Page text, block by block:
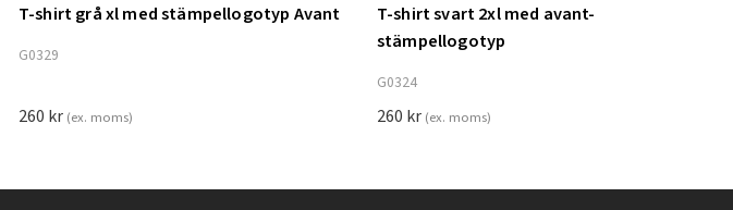
Lägg till i varukorg Lägg till i varukorg
T-shirt grå xl med stämpellogotyp Avant
G0329
260 kr (ex. moms)
T-shirt svart 2xl med avant-
stämpellogotyp
G0324
260 kr (ex. moms)